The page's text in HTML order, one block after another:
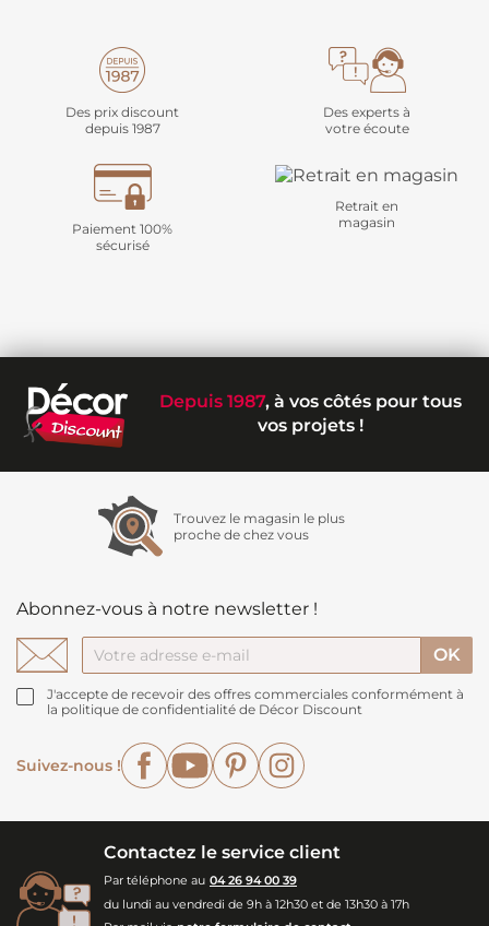
Des prix discount
depuis 1987
Des experts à
votre écoute
Paiement 100%
sécurisé
Retrait en
magasin
Depuis 1987, à vos côtés pour tous
vos projets !
Trouvez le magasin le plus
proche de chez vous
Abonnez-vous à notre newsletter !
J'accepte de recevoir des offres commerciales conformément à
la politique de confidentialité de Décor Discount
Suivez-nous !
FacebookYouTubePinterest
Contactez le service client
Par téléphone au 04 26 94 00 39
du lundi au vendredi de 9h à 12h30 et de 13h30 à 17h